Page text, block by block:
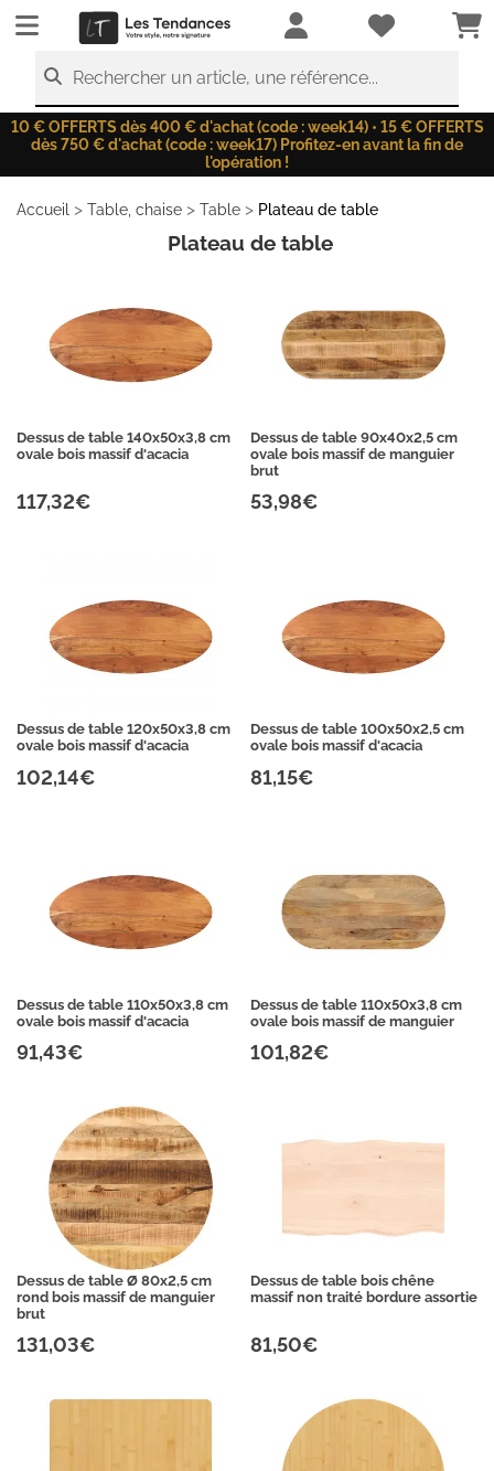
LesTendances.fr
Rechercher un article, une référence...
10 € OFFERTS dès 400 € d'achat (code : week14) • 15 € OFFERTS
dès 750 € d'achat (code : week17) Profitez-en avant la fin de
l'opération !
Accueil > Table, chaise > Table > Plateau de table
Plateau de table
Dessus de table 140x50x3,8 cm
ovale bois massif d'acacia
117,32€
Dessus de table 90x40x2,5 cm
ovale bois massif de manguier
brut
53,98€
Dessus de table 120x50x3,8 cm
ovale bois massif d'acacia
102,14€
Dessus de table 100x50x2,5 cm
ovale bois massif d'acacia
81,15€
Dessus de table 110x50x3,8 cm
ovale bois massif d'acacia
91,43€
Dessus de table 110x50x3,8 cm
ovale bois massif de manguier
101,82€
Dessus de table Ø 80x2,5 cm
rond bois massif de manguier
brut
131,03€
Dessus de table bois chêne
massif non traité bordure assortie
81,50€